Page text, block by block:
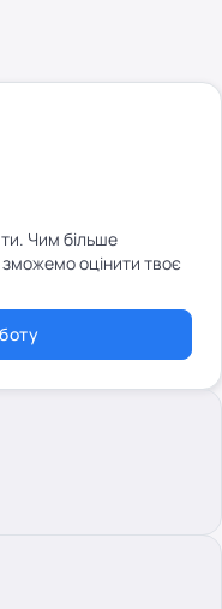
Чим більше
оцінити твоє